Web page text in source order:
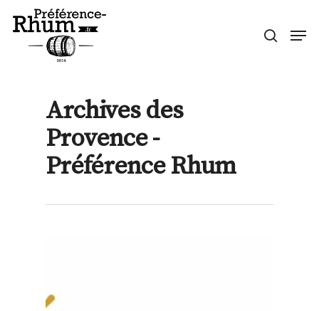
search
Archives des
Provence -
Préférence Rhum
Close